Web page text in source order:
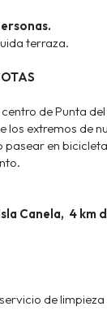
terraza.
de Punta
los extremos de
en
Canela, 4 km
de